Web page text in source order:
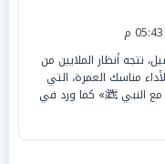
تتجه أنظار الملايين من
مناسك العمرة، التي
النبي ﷺ» كما ورد في